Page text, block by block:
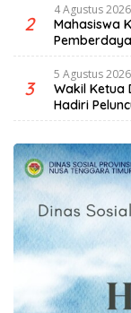
2
4 Agustus 2026
Mahasiswa
Pengolahan
3
5 Agustus 2026
Wakil Ketua
Hadiri